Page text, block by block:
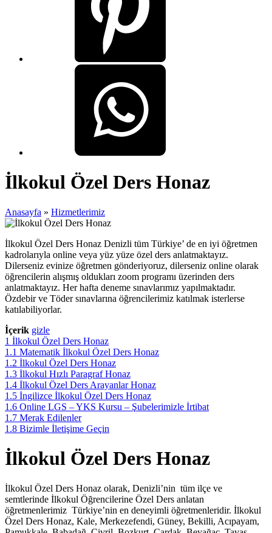
İlkokul Özel Ders Honaz
Anasayfa » Hizmetlerimiz
İlkokul Özel Ders Honaz Denizli tüm Türkiye’ de en iyi öğretmen
kadrolarıyla online veya yüz yüze özel ders anlatmaktayız.
Dilerseniz evinize öğretmen gönderiyoruz, dilerseniz online olarak
öğrencilerin alışmış oldukları zoom programı üzerinden ders
anlatmaktayız. Her hafta deneme sınavlarımız yapılmaktadır.
Özdebir ve Töder sınavlarına öğrencilerimiz katılmak isterlerse
katılabiliyorlar.
İçerik gizle
1 İlkokul Özel Ders Honaz
1.1 Matematik İlkokul Özel Ders Honaz
1.2 İlkokul Özel Ders Honaz
1.3 İlkokul Hızlı Paragraf Honaz
1.4 İlkokul Özel Ders Arayanlar Honaz
1.5 İngilizce İlkokul Özel Ders Honaz
1.6 Online LGS – YKS Kursu – Şubelerimizle İrtibat
1.7 Merak Edilenler
1.8 Bizimle İletişime Geçin
İlkokul Özel Ders Honaz
İlkokul Özel Ders Honaz olarak, Denizli’nin tüm ilçe ve
semtlerinde İlkokul Öğrencilerine Özel Ders anlatan
öğretmenlerimiz Türkiye’nin en deneyimli öğretmenleridir. İlkokul
Özel Ders Honaz, Kale, Merkezefendi, Güney, Bekilli, Acıpayam,